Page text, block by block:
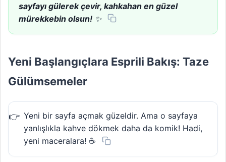
sayfayı gülerek çevir, kahkahan en güzel
mürekkebin olsun! ✨
Yeni Başlangıçlara Esprili Bakış: Taze
Gülümsemeler
Yeni bir sayfa açmak güzeldir. Ama o sayfaya
yanlışlıkla kahve dökmek daha da komik! Hadi,
yeni maceralara! ☕